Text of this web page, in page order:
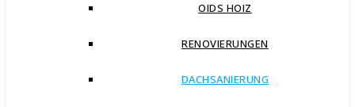
OIDS HOIZ
RENOVIERUNGEN
DACHSANIERUNG